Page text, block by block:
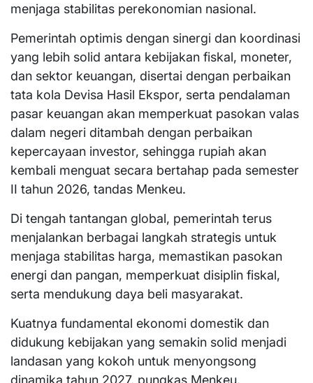
menjaga stabilitas perekonomian nasional.
Pemerintah optimis dengan sinergi dan koordinasi
yang lebih solid antara kebijakan fiskal, moneter,
dan sektor keuangan, disertai dengan perbaikan
tata kola Devisa Hasil Ekspor, serta pendalaman
pasar keuangan akan memperkuat pasokan valas
dalam negeri ditambah dengan perbaikan
kepercayaan investor, sehingga rupiah akan
kembali menguat secara bertahap pada semester
II tahun 2026, tandas Menkeu.
Di tengah tantangan global, pemerintah terus
menjalankan berbagai langkah strategis untuk
menjaga stabilitas harga, memastikan pasokan
energi dan pangan, memperkuat disiplin fiskal,
serta mendukung daya beli masyarakat.
Kuatnya fundamental ekonomi domestik dan
didukung kebijakan yang semakin solid menjadi
landasan yang kokoh untuk menyongsong
dinamika tahun 2027, pungkas Menkeu.